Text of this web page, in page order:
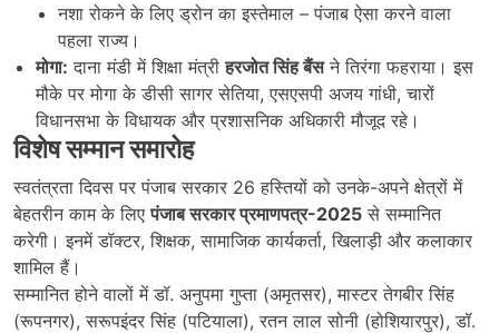
नशा रोकने के लिए ड्रोन का इस्तेमाल – पंजाब ऐसा करने वाला
पहला राज्य।
मोगा: दाना मंडी में शिक्षा मंत्रीहरजोत सिंह बैंसने तिरंगा फहराया। इस
मौके पर मोगा के डीसी सागर सेतिया, एसएसपी अजय गांधी, चारों
विधानसभा के विधायक और प्रशासनिक अधिकारी मौजूद रहे।
विशेष सम्मान समारोह
स्वतंत्रता दिवस पर पंजाब सरकार 26 हस्तियों को उनके-अपने क्षेत्रों में
बेहतरीन काम के लिएपंजाब सरकार प्रमाणपत्र-2025 से सम्मानित
करेगी। इनमें डॉक्टर, शिक्षक, सामाजिक कार्यकर्ता, खिलाड़ी और कलाकार
शामिल हैं।
सम्मानित होने वालों में डॉ. अनुपमा गुप्ता (अमृतसर), मास्टर तेगबीर सिंह
(रूपनगर), सरूपइंदर सिंह (पटियाला), रतन लाल सोनी (होशियारपुर), डॉ.